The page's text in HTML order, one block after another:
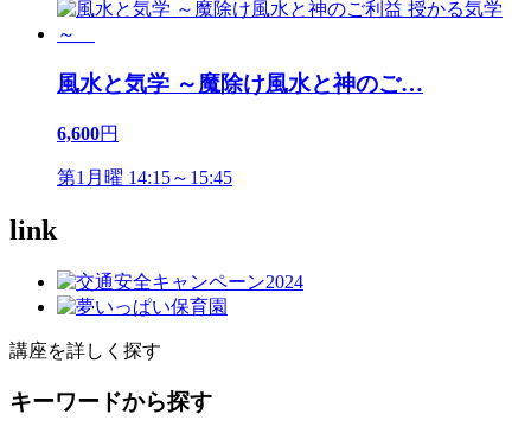
風水と気学 ～魔除け風水と神のご…
6,600円
第1月曜 14:15～15:45
link
講座を詳しく探す
キーワードから探す